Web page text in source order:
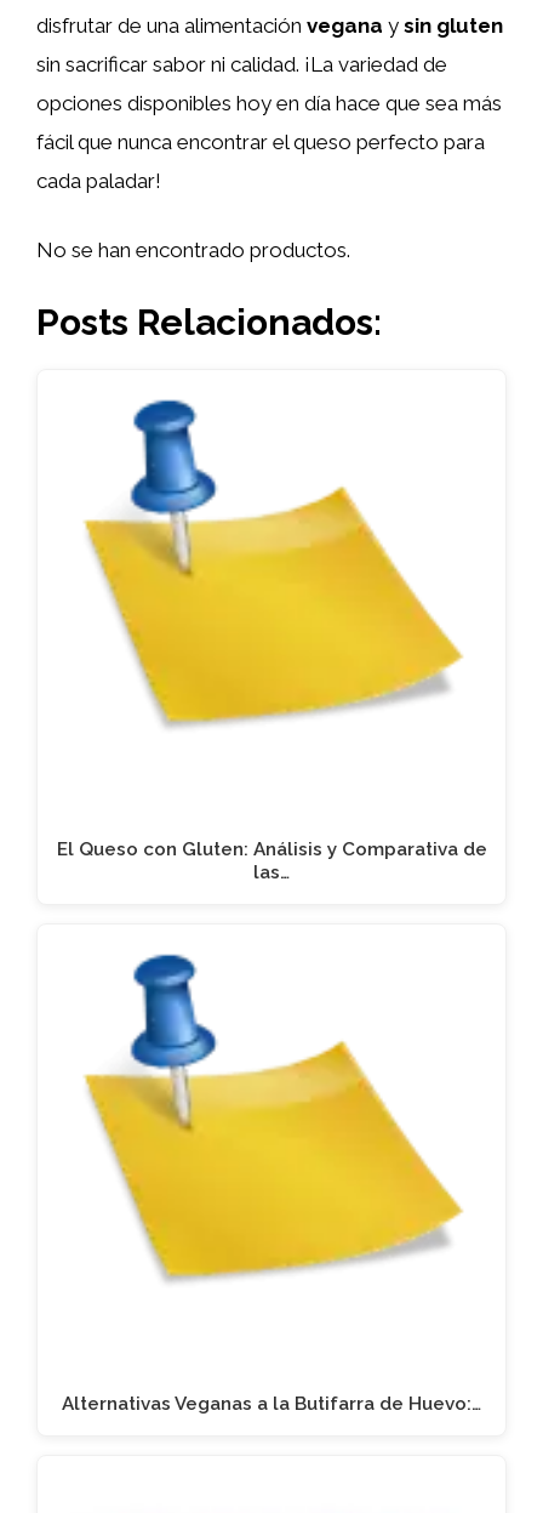
disfrutar de una alimentación vegana y sin gluten
sin sacrificar sabor ni calidad. ¡La variedad de
opciones disponibles hoy en día hace que sea más
fácil que nunca encontrar el queso perfecto para
cada paladar!
No se han encontrado productos.
Posts Relacionados:
El Queso con Gluten: Análisis y Comparativa de
las…
Alternativas Veganas a la Butifarra de Huevo:…